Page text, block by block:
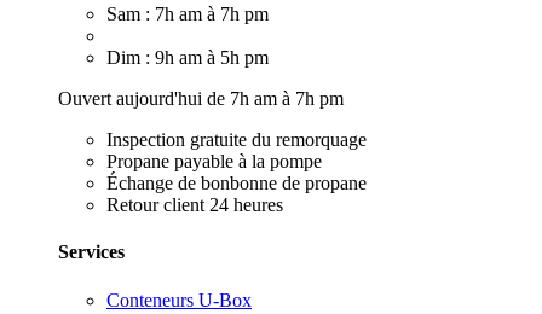
Sam : 7h am à 7h pm
Dim : 9h am à 5h pm
Ouvert aujourd'hui de 7h am à 7h pm
Inspection gratuite du remorquage
Propane payable à la pompe
Échange de bonbonne de propane
Retour client 24 heures
Services
Conteneurs U-Box